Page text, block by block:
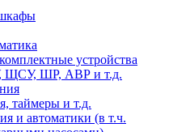
устройства
ШР, АВР и т.д.
таймеры и т.д.
и автоматики (в т.ч.